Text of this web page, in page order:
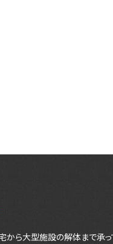
ら大型施設の解体まで承っ